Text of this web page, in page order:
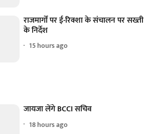
राजमार्गों पर ई-रिक्शा के संचालन पर सख्ती
के निर्देश
15 hours ago
जायजा लेंगे BCCI सचिव
18 hours ago